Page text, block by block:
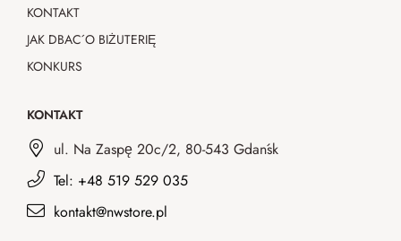
KONTAKT
JAK DBAĆ O BIŻUTERIĘ
KONKURS
KONTAKT
ul. Na Zaspę 20c/2, 80-543 Gdańsk
Tel: +48 519 529 035
kontakt@nwstore.pl